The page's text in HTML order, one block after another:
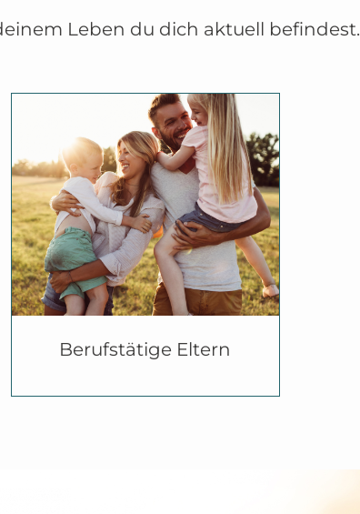
Leben du dich aktuell befindest.
• Wiedereinstieg
nach
Elternzeit
• Vereinbarkeit
Beruf und
Familie
Family Life Design
ee
Berufstätige Eltern